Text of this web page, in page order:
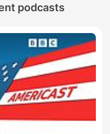
podcasts